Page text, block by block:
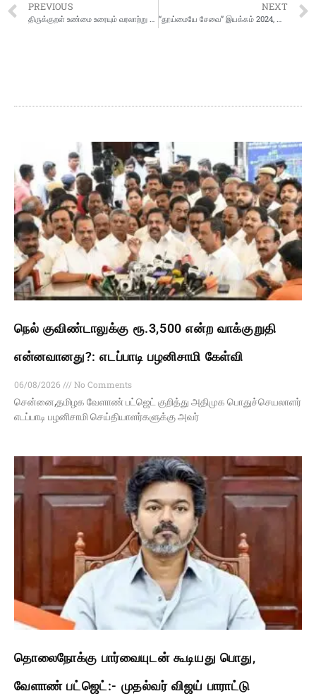
PREVIOUS
திருக்குறள் உண்மை உரையும் வரலாற்று ஆதாரங்களும்
NEXT
“தூய்மையே சேவை” இயக்கம் 2024, செப்டம்பர் 17 முதல் அக்டோபர் 2 வரை சுகாதார ஆராய்ச்சித் துறையால் நடத்தப்படுகிறது.
நெல் குவிண்டாலுக்கு ரூ.3,500 என்ற வாக்குறுதி
என்னவானது?: எடப்பாடி பழனிசாமி கேள்வி
06/08/2026
No Comments
சென்னை,தமிழக வேளாண் பட்ஜெட் குறித்து அதிமுக பொதுச்செயலாளர்
எடப்பாடி பழனிசாமி செய்தியாளர்களுக்கு அவர்
தொலைநோக்கு பார்வையுடன் கூடியது பொது,
வேளாண் பட்ஜெட்:- முதல்வர் விஜய் பாராட்டு